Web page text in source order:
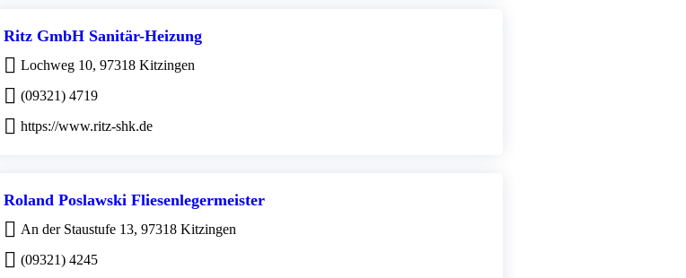
Ritz GmbH Sanitär-Heizung
Lochweg 10, 97318 Kitzingen
(09321) 4719
https://www.ritz-shk.de
Roland Poslawski Fliesenlegermeister
An der Staustufe 13, 97318 Kitzingen
(09321) 4245